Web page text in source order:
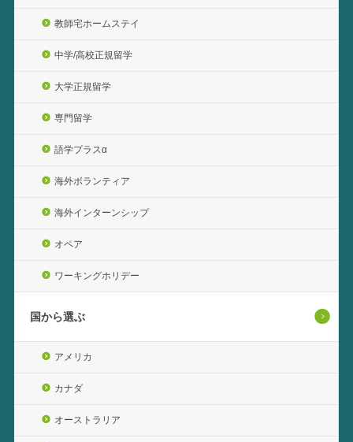
教師宅ホームステイ
中学/高校正規留学
大学正規留学
専門留学
語学プラスα
海外ボランティア
海外インターンシップ
オペア
ワーキングホリデー
国から選ぶ
アメリカ
カナダ
オーストラリア